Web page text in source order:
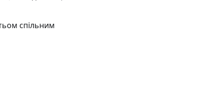
спільним